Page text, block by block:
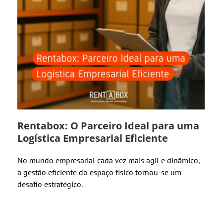
Rentabox: O Parceiro Ideal para uma
Logística Empresarial Eficiente
No mundo empresarial cada vez mais ágil e dinâmico,
a gestão eficiente do espaço físico tornou-se um
desafio estratégico.